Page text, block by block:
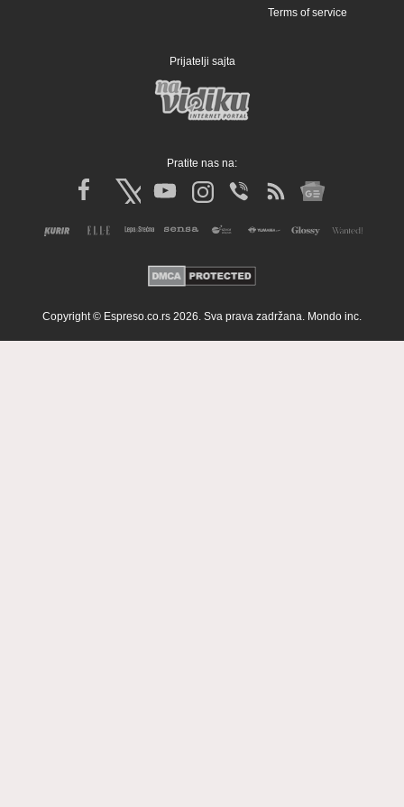
Terms of service
Prijatelji sajta
Pratite nas na:
Copyright © Espreso.co.rs 2026. Sva prava zadržana. Mondo inc.